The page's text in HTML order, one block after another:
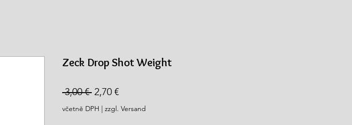
Zeck Drop Shot Weight
3,00 € Běžná
cena
2,70 €Zvýhodněná
cena
včetně DPH | zzgl. Versand